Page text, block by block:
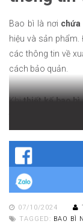
Bao bì là nơi
hiệu và sản phẩm.
các thông tin về
cách bảo quản.
Khithiết kế bao bì
Tínhminh bạch
được lòng tin với
07/10/2024
TAGGED: BAO BÌ